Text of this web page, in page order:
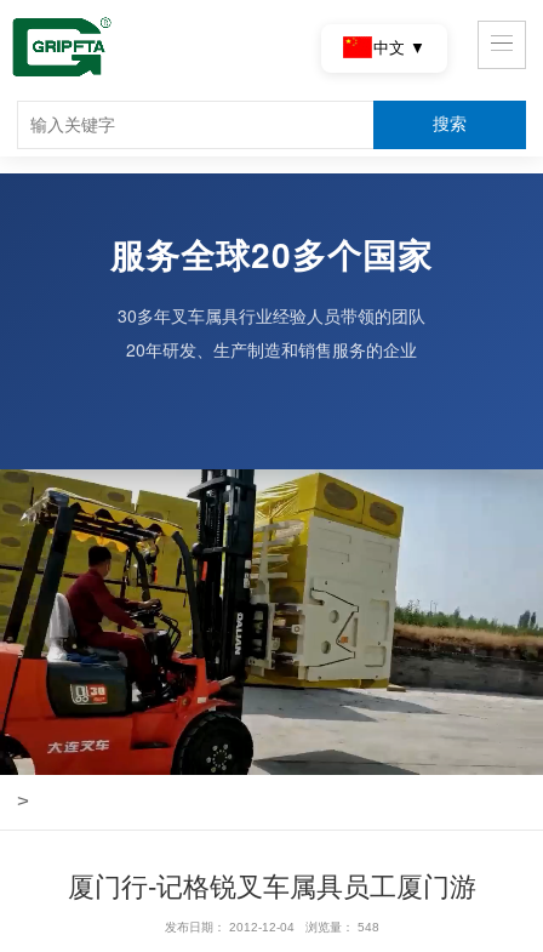
中文 ▼
服务全球20多个国家
30多年叉车属具行业经验人员带领的团队
20年研发、生产制造和销售服务的企业
>
厦门行-记格锐叉车属具员工厦门游
发布日期： 2012-12-04 浏览量： 548